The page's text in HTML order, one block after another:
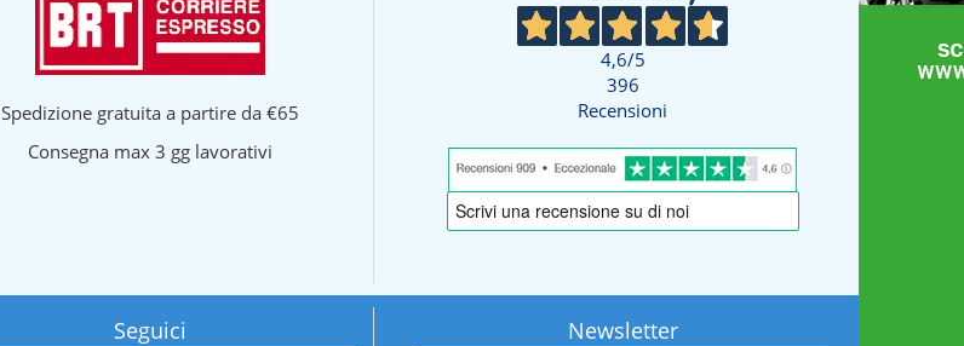
Spedizione gratuita a partire da €65
Consegna max 3 gg lavorativi
4,6/5
396
Recensioni
Seguici Newsletter